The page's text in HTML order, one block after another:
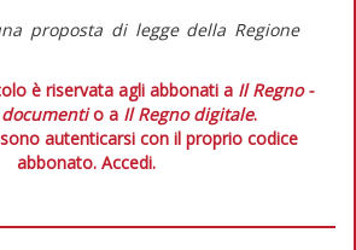
proposta di legge della Regione
è riservata agli abbonati a Il Regno -
o a Il Regno digitale.
autenticarsi con il proprio codice
abbonato. Accedi.